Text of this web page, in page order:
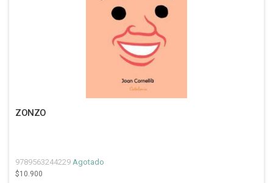
ZONZO
9789563244229 Agotado
$10.900